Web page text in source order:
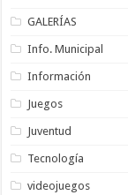
GALERÍAS
Info. Municipal
Información
Juegos
Juventud
Tecnología
videojuegos